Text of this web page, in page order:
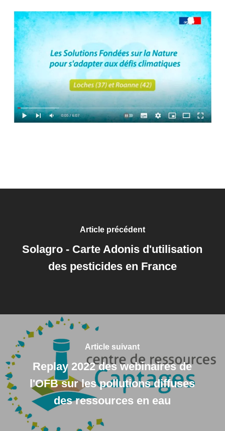
Article précédent
Solagro - Carte Adonis d'utilisation
des pesticides en France
Article suivant
Replay 2022 des webinaires de
l'OFB sur les pollutions diffuses
des ressources en eau